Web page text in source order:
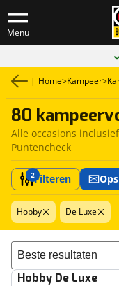
Menu
| Home>Kampeer>
80
Alle occasions
Puntencheck
2Filteren
Hobby De Luxe
Sorteer resultaten
Hobby De Luxe